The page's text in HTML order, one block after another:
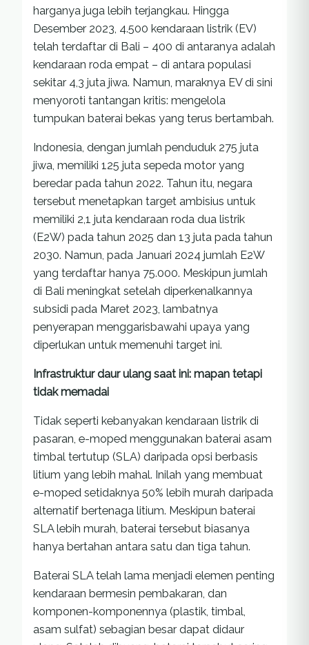
harganya juga lebih terjangkau. Hingga
Desember 2023, 4.500 kendaraan listrik (EV)
telah terdaftar di Bali – 400 di antaranya adalah
kendaraan roda empat – di antara populasi
sekitar 4,3 juta jiwa. Namun, maraknya EV di sini
menyoroti tantangan kritis: mengelola
tumpukan baterai bekas yang terus bertambah.
Indonesia, dengan jumlah penduduk 275 juta
jiwa, memiliki 125 juta sepeda motor yang
beredar pada tahun 2022. Tahun itu, negara
tersebut menetapkan target ambisius untuk
memiliki 2,1 juta kendaraan roda dua listrik
(E2W) pada tahun 2025 dan 13 juta pada tahun
2030. Namun, pada Januari 2024 jumlah E2W
yang terdaftar hanya 75.000. Meskipun jumlah
di Bali meningkat setelah diperkenalkannya
subsidi pada Maret 2023, lambatnya
penyerapan menggarisbawahi upaya yang
diperlukan untuk memenuhi target ini.
Infrastruktur daur ulang saat ini: mapan tetapi
tidak memadai
Tidak seperti kebanyakan kendaraan listrik di
pasaran, e-moped menggunakan baterai asam
timbal tertutup (SLA) daripada opsi berbasis
litium yang lebih mahal. Inilah yang membuat
e-moped setidaknya 50% lebih murah daripada
alternatif bertenaga litium. Meskipun baterai
SLA lebih murah, baterai tersebut biasanya
hanya bertahan antara satu dan tiga tahun.
Baterai SLA telah lama menjadi elemen penting
kendaraan bermesin pembakaran, dan
komponen-komponennya (plastik, timbal,
asam sulfat) sebagian besar dapat didaur